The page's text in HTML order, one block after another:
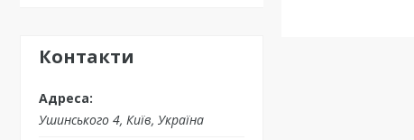
Контакти
Ушинського 4, Київ, Україна